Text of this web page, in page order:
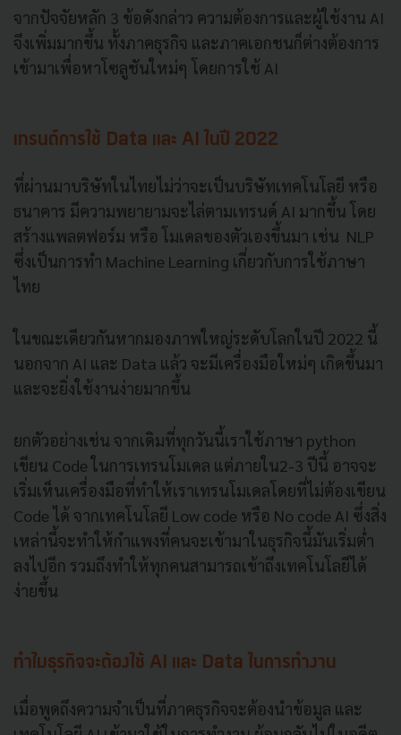
จากปัจจัยหลัก 3 ข้อดังกล่าว ความต้องการและผู้ใช้งาน AI
จึงเพิ่มมากขึ้น ทั้งภาคธุรกิจ และภาคเอกชนก็ต่างต้องการ
เข้ามาเพื่อหาโซลูชันใหม่ๆ โดยการใช้ AI
เทรนด์การใช้ Data และ AI ในปี 2022
ที่ผ่านมาบริษัทในไทยไม่ว่าจะเป็นบริษัทเทคโนโลยี หรือ
ธนาคาร มีความพยายามจะไล่ตามเทรนด์ AI มากขึ้น โดย
สร้างแพลตฟอร์ม หรือ โมเดลของตัวเองขึ้นมา เช่น NLP
ซึ่งเป็นการทำ Machine Learning เกี่ยวกับการใช้ภาษา
ไทย
ในขณะเดียวกันหากมองภาพใหญ่ระดับโลกในปี 2022 นี้
นอกจาก AI และ Data แล้ว จะมีเครื่องมือใหม่ๆ เกิดขึ้นมา
และจะยิ่งใช้งานง่ายมากขึ้น
ยกตัวอย่างเช่น จากเดิมที่ทุกวันนี้เราใช้ภาษา python
เขียน Code ในการเทรนโมเดล แต่ภายใน2-3 ปีนี้ อาจจะ
เริ่มเห็นเครื่องมือที่ทำให้เราเทรนโมเดลโดยที่ไม่ต้องเขียน
Code ได้ จากเทคโนโลยี Low code หรือ No code AI ซึ่งสิ่ง
เหล่านี้จะทำให้กำแพงที่คนจะเข้ามาในธุรกิจนี้มันเริ่มต่ำ
ลงไปอีก รวมถึงทำให้ทุกคนสามารถเข้าถึงเทคโนโลยีได้
ง่ายขึ้น
ทำไมธุรกิจจะต้องใช้ AI และ Data ในการทำงาน
เมื่อพูดถึงความจำเป็นที่ภาคธุรกิจจะต้องนำข้อมูล และ